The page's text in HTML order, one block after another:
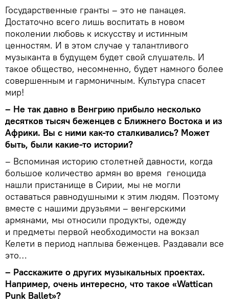
Государственные гранты – это не панацея.
Достаточно всего лишь воспитать в новом
поколении любовь к искусству и истинным
ценностям. И в этом случае у талантливого
музыканта в будущем будет свой слушатель. И
такое общество, несомненно, будет намного более
совершенным и гармоничным. Культура спасет
мир!
– Не так давно в Венгрию прибыло несколько
десятков тысяч беженцев с Ближнего Востока и из
Африки. Вы с ними как-то сталкивались? Может
быть, были какие-то истории?
– Вспоминая историю столетней давности, когда
большое количество армян во время геноцида
нашли пристанище в Сирии, мы не могли
оставаться равнодушными к этим людям. Поэтому
вместе с нашими друзьями – венгерскими
армянами, мы относили продукты, одежду
и предметы первой необходимости на вокзал
Келети в период наплыва беженцев. Раздавали все
это…
– Расскажите о других музыкальных проектах.
Например, очень интересно, что такое «Wattican
Punk Ballet»?